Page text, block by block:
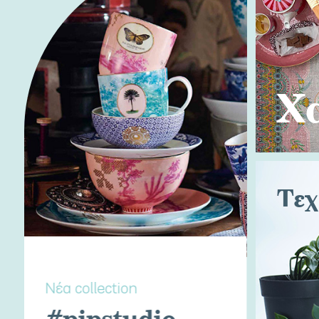
Νέα collection